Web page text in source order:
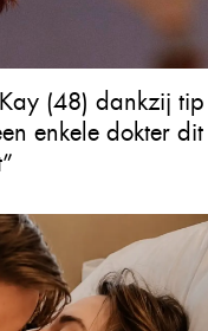
(48) dankzij tip
enkele dokter dit